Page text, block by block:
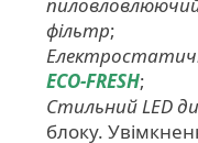
фільтр;
ЕСО-FRESH;
Стильний LED
блоку.